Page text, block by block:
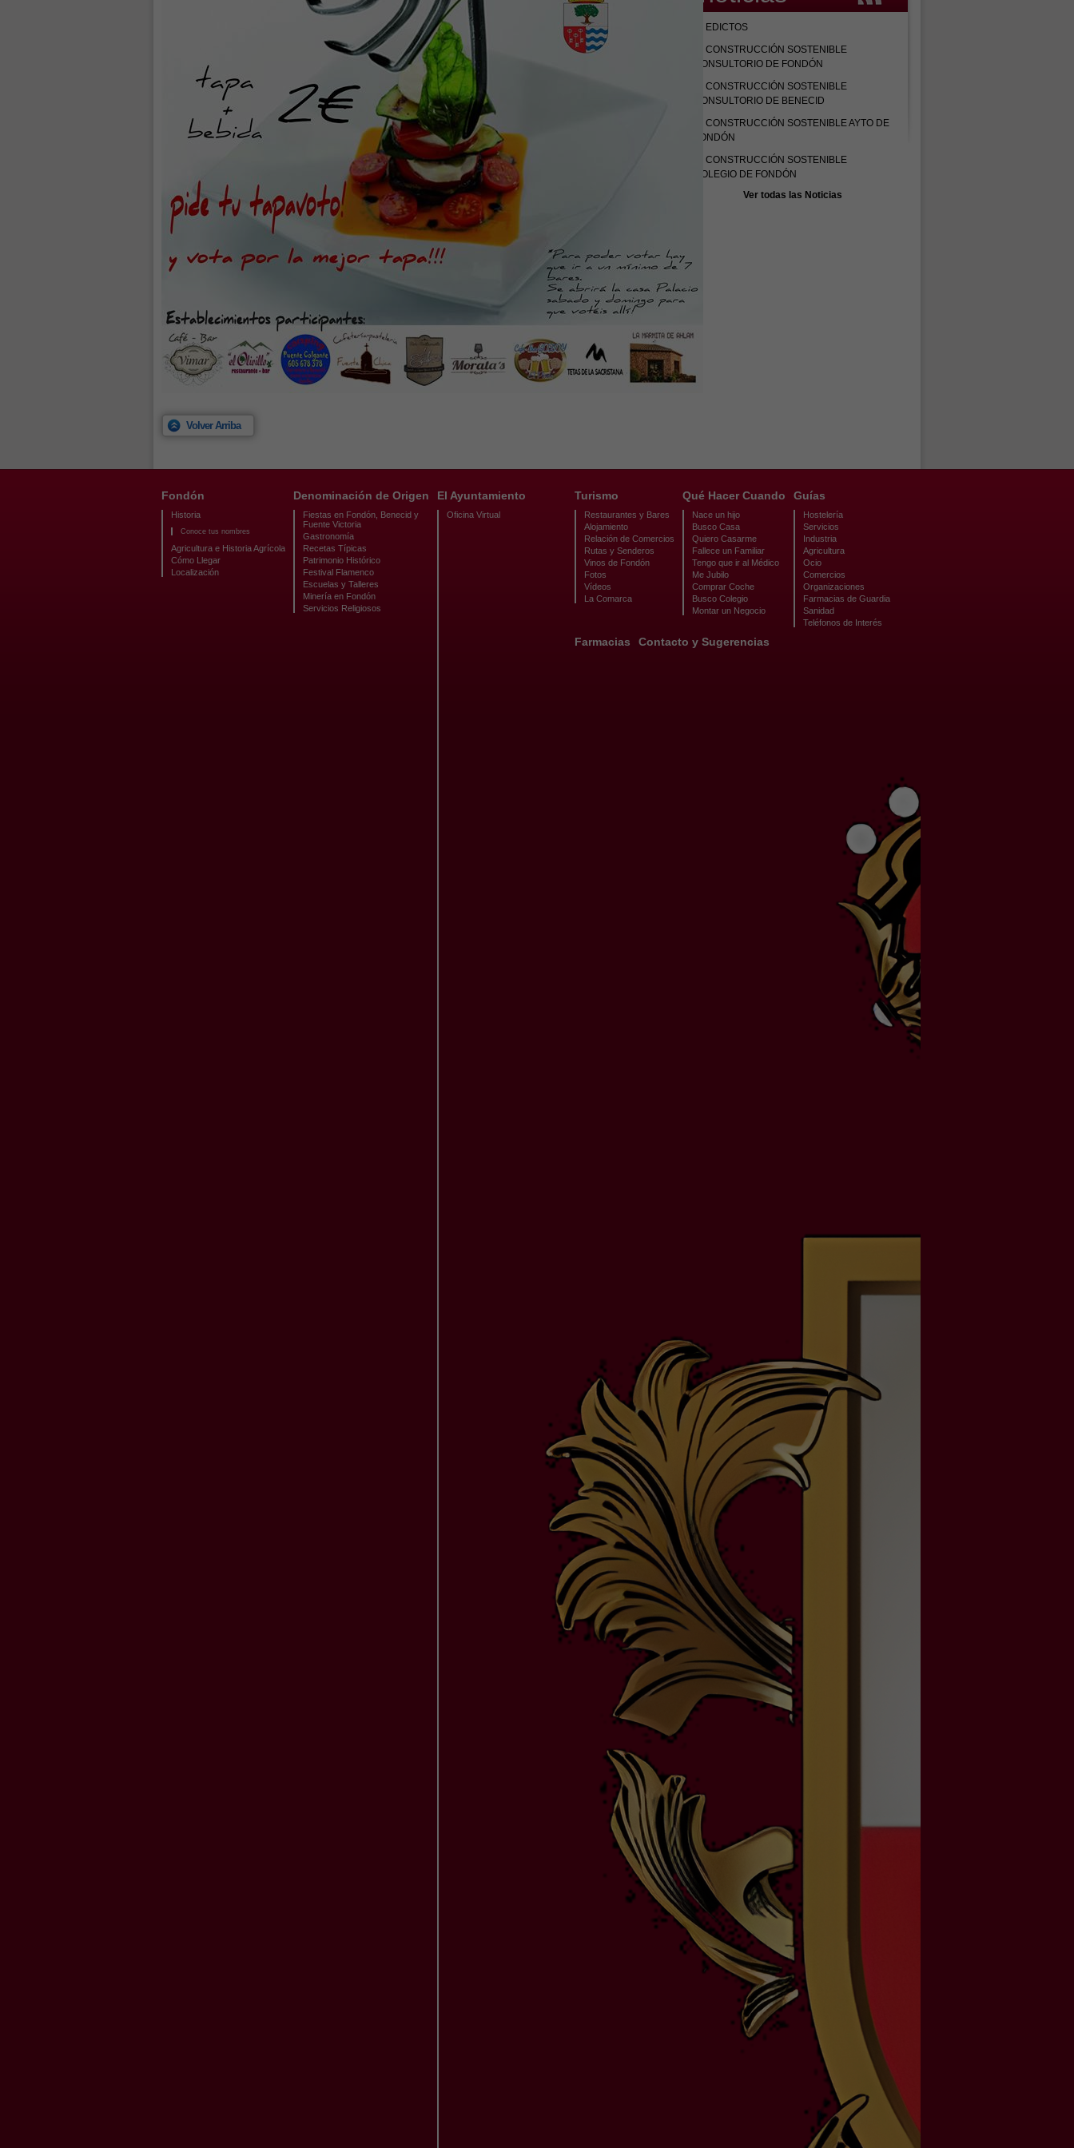
EDICTOS
CONSTRUCCIÓN SOSTENIBLE
CONSULTORIO DE FONDÓN
CONSTRUCCIÓN SOSTENIBLE
CONSULTORIO DE BENECID
CONSTRUCCIÓN SOSTENIBLE AYTO DE
FONDÓN
CONSTRUCCIÓN SOSTENIBLE
COLEGIO DE FONDÓN
Ver todas las Noticias
Volver Arriba
Fondón
Historia
Conoce tus nombres
Agricultura e Historia Agrícola
Cómo Llegar
Localización
Denominación de Origen
Fiestas en Fondón, Benecid y
Fuente Victoria
Gastronomía
Recetas Típicas
Patrimonio Histórico
Festival Flamenco
Escuelas y Talleres
Minería en Fondón
Servicios Religiosos
El Ayuntamiento
Oficina Virtual
Turismo
Restaurantes y Bares
Alojamiento
Relación de Comercios
Rutas y Senderos
Vinos de Fondón
Fotos
Vídeos
La Comarca
Qué Hacer Cuando
Nace un hijo
Busco Casa
Quiero Casarme
Fallece un Familiar
Tengo que ir al Médico
Me Jubilo
Comprar Coche
Busco Colegio
Montar un Negocio
Guías
Hostelería
Servicios
Industria
Agricultura
Ocio
Comercios
Organizaciones
Farmacias de Guardia
Sanidad
Teléfonos de Interés
Farmacias Contacto y Sugerencias